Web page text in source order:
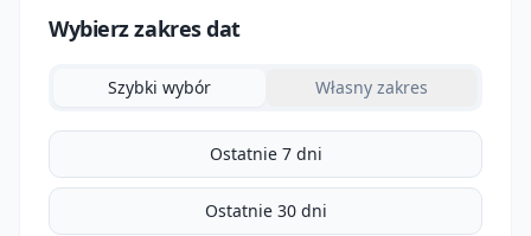
Wybierz zakres dat
Szybki wybór Własny zakres
Ostatnie 7 dni
Ostatnie 30 dni